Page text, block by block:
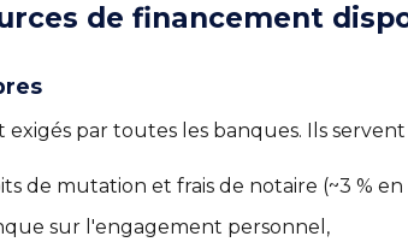
de financement
exigés par toutes les banques. Ils servent
de mutation et frais de notaire (~3 % en
sur l'engagement personnel,